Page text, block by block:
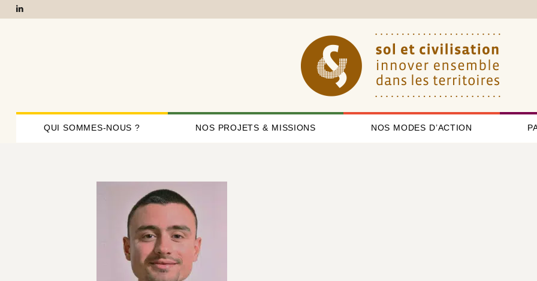
QUI SOMMES-NOUS ? NOS PROJETS & MISSIONS NOS MODES D’ACTION